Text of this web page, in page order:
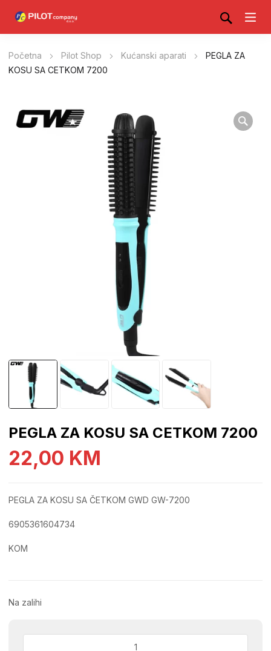
Početna Pilot Shop Kućanski aparati
PEGLA ZA
KOSU SA CETKOM 7200
PEGLA ZA KOSU SA CETKOM 7200
22,00 KM
PEGLA ZA KOSU SA ČETKOM GWD GW-7200
6905361604734
KOM
Na zalihi